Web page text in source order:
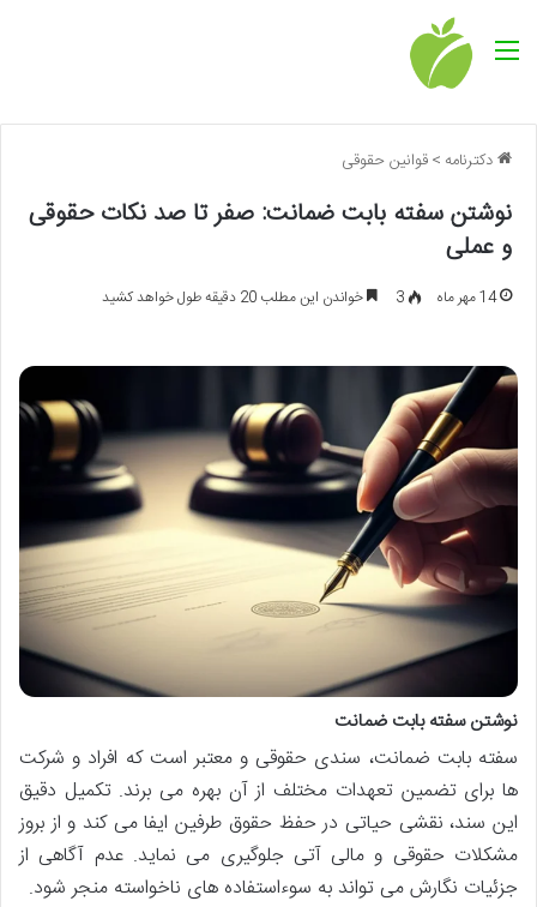
منو
دکترنامه >قوانین حقوقی
نوشتن سفته بابت ضمانت: صفر تا صد نکات حقوقی
و عملی
14 مهر ماه 3 خواندن این مطلب 20 دقیقه طول خواهد کشید
نوشتن سفته بابت ضمانت
سفته بابت ضمانت، سندی حقوقی و معتبر است که افراد و شرکت
ها برای تضمین تعهدات مختلف از آن بهره می برند. تکمیل دقیق
این سند، نقشی حیاتی در حفظ حقوق طرفین ایفا می کند و از بروز
مشکلات حقوقی و مالی آتی جلوگیری می نماید. عدم آگاهی از
جزئیات نگارش می تواند به سوءاستفاده های ناخواسته منجر شود.